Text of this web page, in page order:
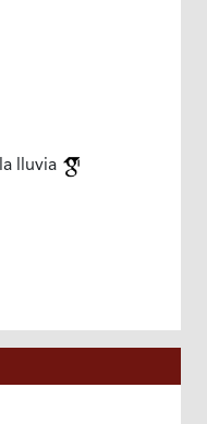
lluvia